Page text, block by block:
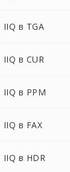
IIQ в TGA
IIQ в CUR
IIQ в PPM
IIQ в FAX
IIQ в HDR